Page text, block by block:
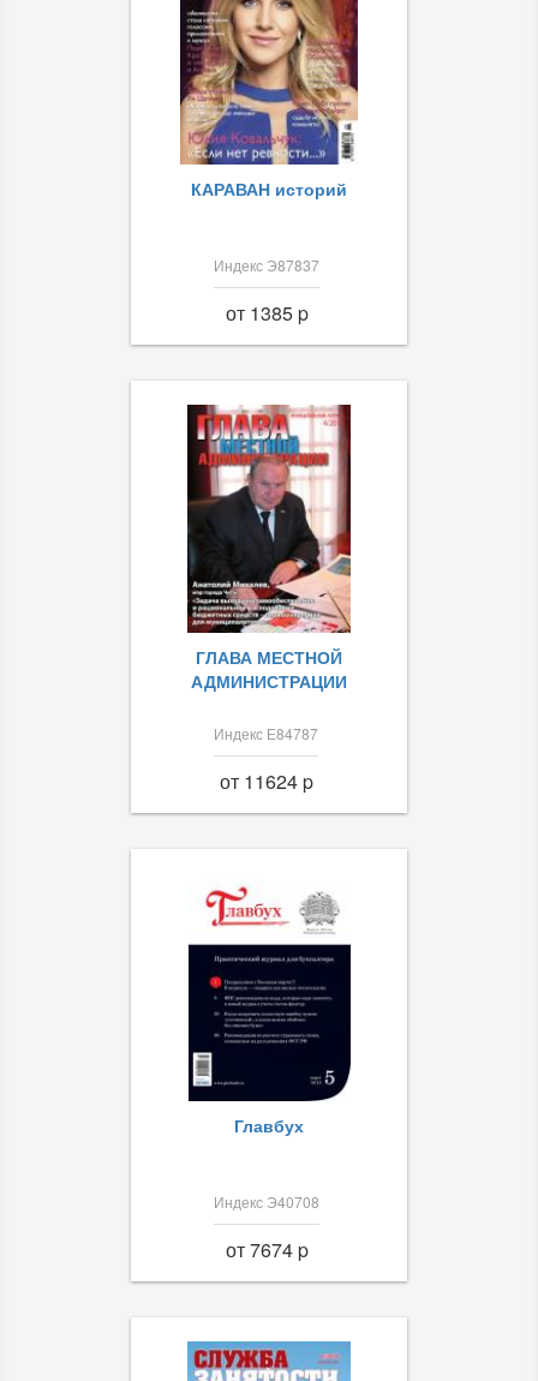
КАРАВАН историй
Индекс Э87837
от 1385 p
ГЛАВА МЕСТНОЙ
АДМИНИСТРАЦИИ
Индекс Е84787
от 11624 p
Главбух
Индекс Э40708
от 7674 p